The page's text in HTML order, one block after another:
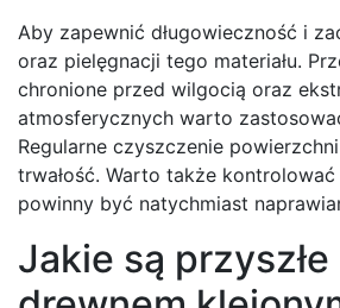
Aby zapewnić długowieczność i
oraz pielęgnacji tego materiału.
chronione przed wilgocią oraz
atmosferycznych warto
Regularne czyszczenie
trwałość. Warto także
powinny być natychmiast
Jakie są